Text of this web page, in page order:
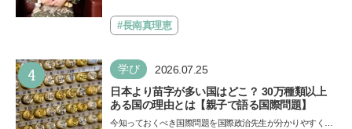
できると子どもに知ってほしい
ザ…#長南真理恵
4 学び 2026.07.25
日本より苗字が多い国はどこ？ 30万種類以上
ある国の理由とは【親子で語る国際問題】
今知っておくべき国際問題を国際政治先生が分かりやすく解